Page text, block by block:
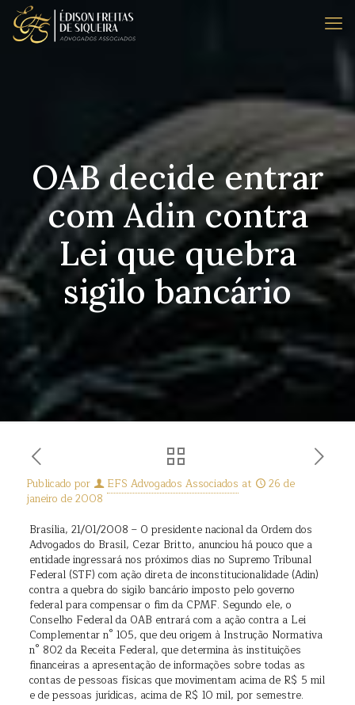
OAB decide entrar
com Adin contra
Lei que quebra
sigilo bancário
Publicado por EFS Advogados Associados at
26 de
janeiro de 2008
Brasília, 21/01/2008 – O presidente nacional da Ordem dos
Advogados do Brasil, Cezar Britto, anunciou há pouco que a
entidade ingressará nos próximos dias no Supremo Tribunal
Federal (STF) com ação direta de inconstitucionalidade (Adin)
contra a quebra do sigilo bancário imposto pelo governo
federal para compensar o fim da CPMF. Segundo ele, o
Conselho Federal da OAB entrará com a ação contra a Lei
Complementar n° 105, que deu origem à Instrução Normativa
n° 802 da Receita Federal, que determina às instituições
financeiras a apresentação de informações sobre todas as
contas de pessoas físicas que movimentam acima de R$ 5 mil
e de pessoas jurídicas, acima de R$ 10 mil, por semestre.